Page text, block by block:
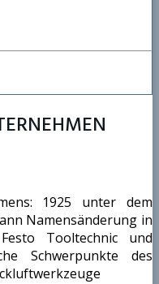
1925 unter dem
Namensänderung in
Tooltechnic und
Schwerpunkte des